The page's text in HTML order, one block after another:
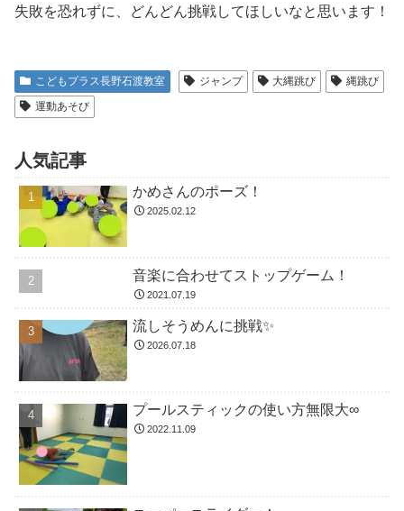
失敗を恐れずに、どんどん挑戦してほしいなと思います！
こどもプラス長野石渡教室 ジャンプ 大縄跳び
縄跳び
運動あそび
人気記事
かめさんのポーズ！
2025.02.12
音楽に合わせてストップゲーム！
2021.07.19
流しそうめんに挑戦✨
2026.07.18
プールスティックの使い方無限大∞
2022.11.09